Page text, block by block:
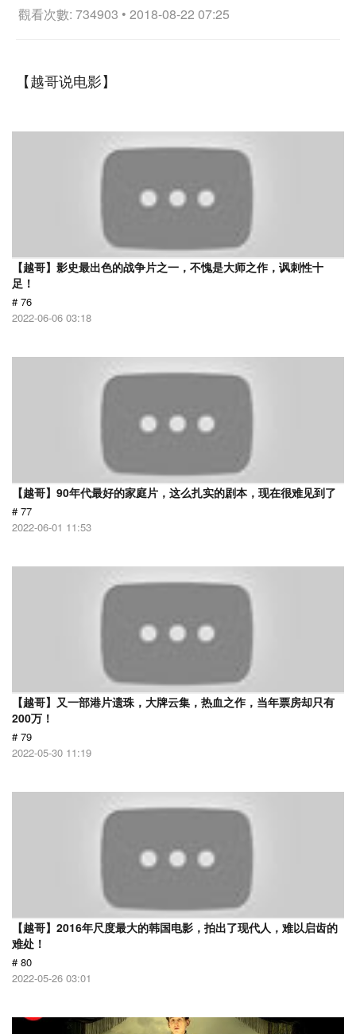
觀看次數: 734903 • 2018-08-22 07:25
【越哥说电影】
【越哥】影史最出色的战争片之一，不愧是大师之作，讽刺性十
足！
# 76
2022-06-06 03:18
【越哥】90年代最好的家庭片，这么扎实的剧本，现在很难见到了
# 77
2022-06-01 11:53
【越哥】又一部港片遗珠，大牌云集，热血之作，当年票房却只有
200万！
# 79
2022-05-30 11:19
【越哥】2016年尺度最大的韩国电影，拍出了现代人，难以启齿的
难处！
# 80
2022-05-26 03:01